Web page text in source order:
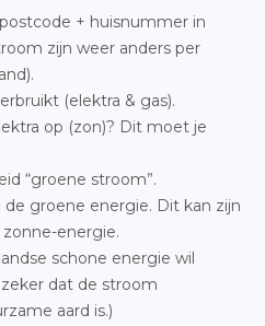
+ huisnummer in
zijn weer anders per
(elektra & gas).
op (zon)? Dit moet je
“groene stroom”.
groene energie. Dit kan zijn
energie.
schone energie wil
dat de stroom
aard is.)